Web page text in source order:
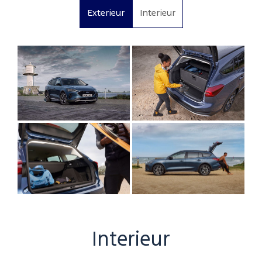
Exterieur Interieur
Interieur